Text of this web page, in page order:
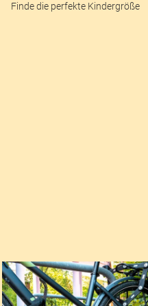
Finde die perfekte Kindergröße